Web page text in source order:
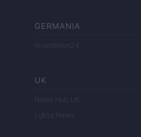
GERMANIA
Investieren24
UK
News Hub UK
Lgbtq News